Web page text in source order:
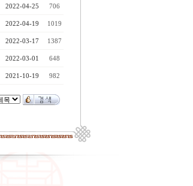
2022-04-25 706
2022-04-19 1019
2022-03-17 1387
2022-03-01 648
2021-10-19 982